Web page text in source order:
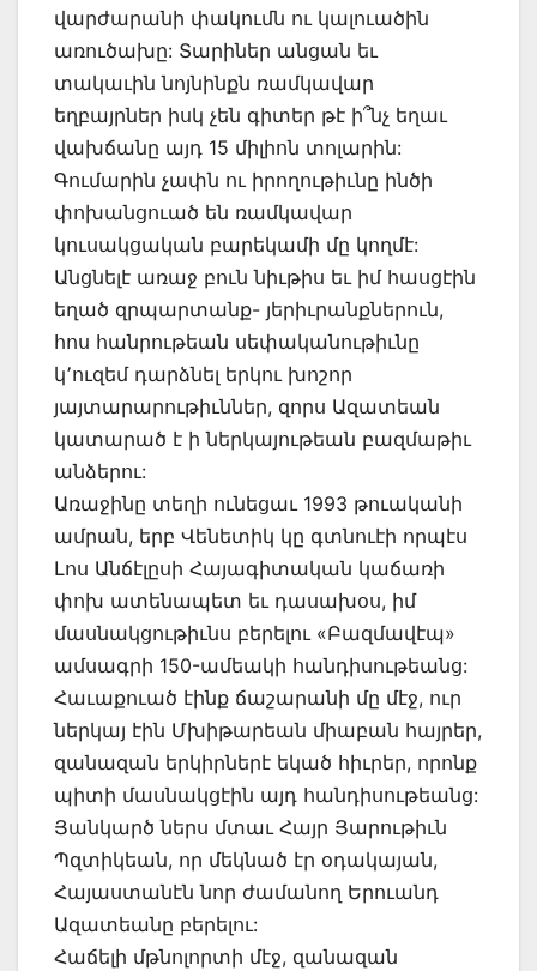
վարժարանի փակումն ու կալուածին
առուծախը: Տարիներ անցան եւ
տակաւին նոյնինքն ռամկավար
եղբայրներ իսկ չեն գիտեր թէ ի՞նչ եղաւ
վախճանը այդ 15 միլիոն տոլարին:
Գումարին չափն ու իրողութիւնը ինծի
փոխանցուած են ռամկավար
կուսակցական բարեկամի մը կողմէ:
Անցնելէ առաջ բուն նիւթիս եւ իմ հասցէին
եղած զրպարտանք- յերիւրանքներուն,
հոս հանրութեան սեփականութիւնը
կ՚ուզեմ դարձնել երկու խոշոր
յայտարարութիւններ, զորս Ազատեան
կատարած է ի ներկայութեան բազմաթիւ
անձերու:
Առաջինը տեղի ունեցաւ 1993 թուականի
ամրան, երբ Վենետիկ կը գտնուէի որպէս
Լոս Անճէլըսի Հայագիտական կաճառի
փոխ ատենապետ եւ դասախօս, իմ
մասնակցութիւնս բերելու «Բազմավէպ»
ամսագրի 150-ամեակի հանդիսութեանց:
Հաւաքուած էինք ճաշարանի մը մէջ, ուր
ներկայ էին Մխիթարեան միաբան հայրեր,
զանազան երկիրներէ եկած հիւրեր, որոնք
պիտի մասնակցէին այդ հանդիսութեանց:
Յանկարծ ներս մտաւ Հայր Յարութիւն
Պզտիկեան, որ մեկնած էր օդակայան,
Հայաստանէն նոր ժամանող Երուանդ
Ազատեանը բերելու:
Հաճելի մթնոլորտի մէջ, զանազան